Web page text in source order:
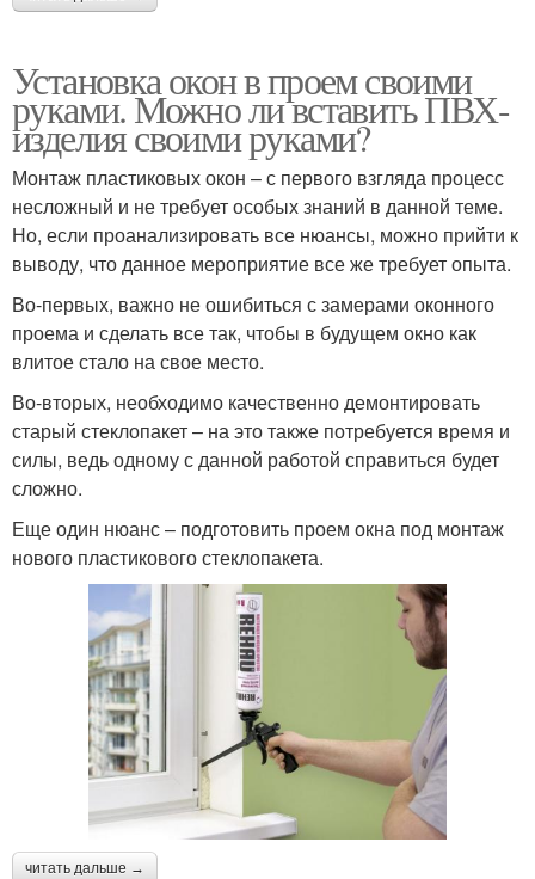
Установка окон в проем своими
руками. Можно ли вставить ПВХ-
изделия своими руками?
Монтаж пластиковых окон – с первого взгляда процесс
несложный и не требует особых знаний в данной теме.
Но, если проанализировать все нюансы, можно прийти к
выводу, что данное мероприятие все же требует опыта.
Во-первых, важно не ошибиться с замерами оконного
проема и сделать все так, чтобы в будущем окно как
влитое стало на свое место.
Во-вторых, необходимо качественно демонтировать
старый стеклопакет – на это также потребуется время и
силы, ведь одному с данной работой справиться будет
сложно.
Еще один нюанс – подготовить проем окна под монтаж
нового пластикового стеклопакета.
читать дальше →